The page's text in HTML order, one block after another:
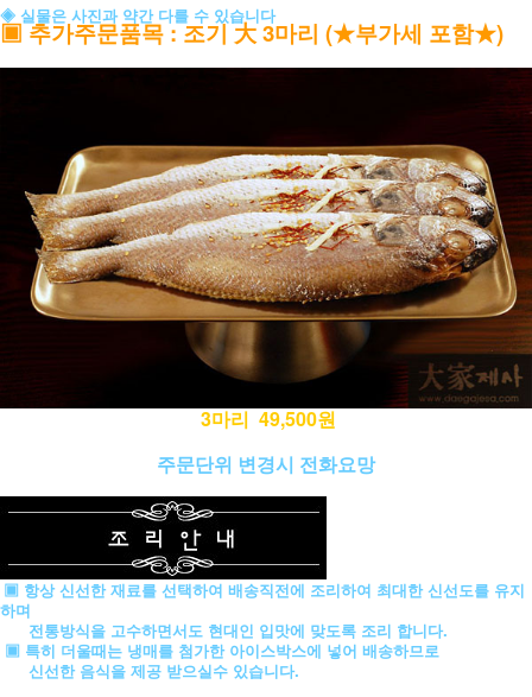
◈ 실물은 사진과 약간 다를 수 있습니다
▣추가주문품목: 조기 大 3마리 (★부가세 포함★)
3마리 49,500원
주문단위 변경시 전화요망
▣ 항상 신선한 재료를 선택하여 배송직전에 조리하여 최대한 신선도를 유지
하며
전통방식을 고수하면서도 현대인 입맛에 맞도록 조리 합니다.
▣ 특히 더울때는 냉매를 첨가한 아이스박스에 넣어 배송하므로
신선한 음식을 제공 받으실수 있습니다.